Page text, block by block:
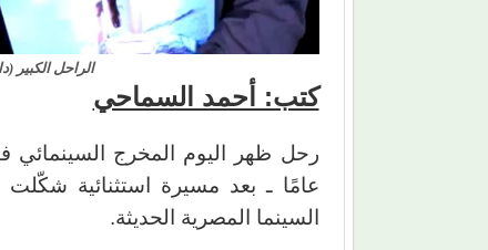
الراحل الكبير
كتب: أحمد السماحي
رحل ظهر اليوم المخرج السينمائي
عامًا ـ بعد مسيرة استثنائية شكّلت
السينما المصرية الحديثة.